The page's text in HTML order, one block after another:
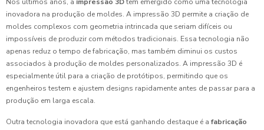
inovadora na produção de moldes. A impressão 3D permite a criação de
moldes complexos com geometria intrincada que seriam difíceis ou
impossíveis de produzir com métodos tradicionais. Essa tecnologia não
apenas reduz o tempo de fabricação, mas também diminui os custos
associados à produção de moldes personalizados. A impressão 3D é
especialmente útil para a criação de protótipos, permitindo que os
engenheiros testem e ajustem designs rapidamente antes de passar para a
produção em larga escala.
Outra tecnologia inovadora que está ganhando destaque é a fabricação